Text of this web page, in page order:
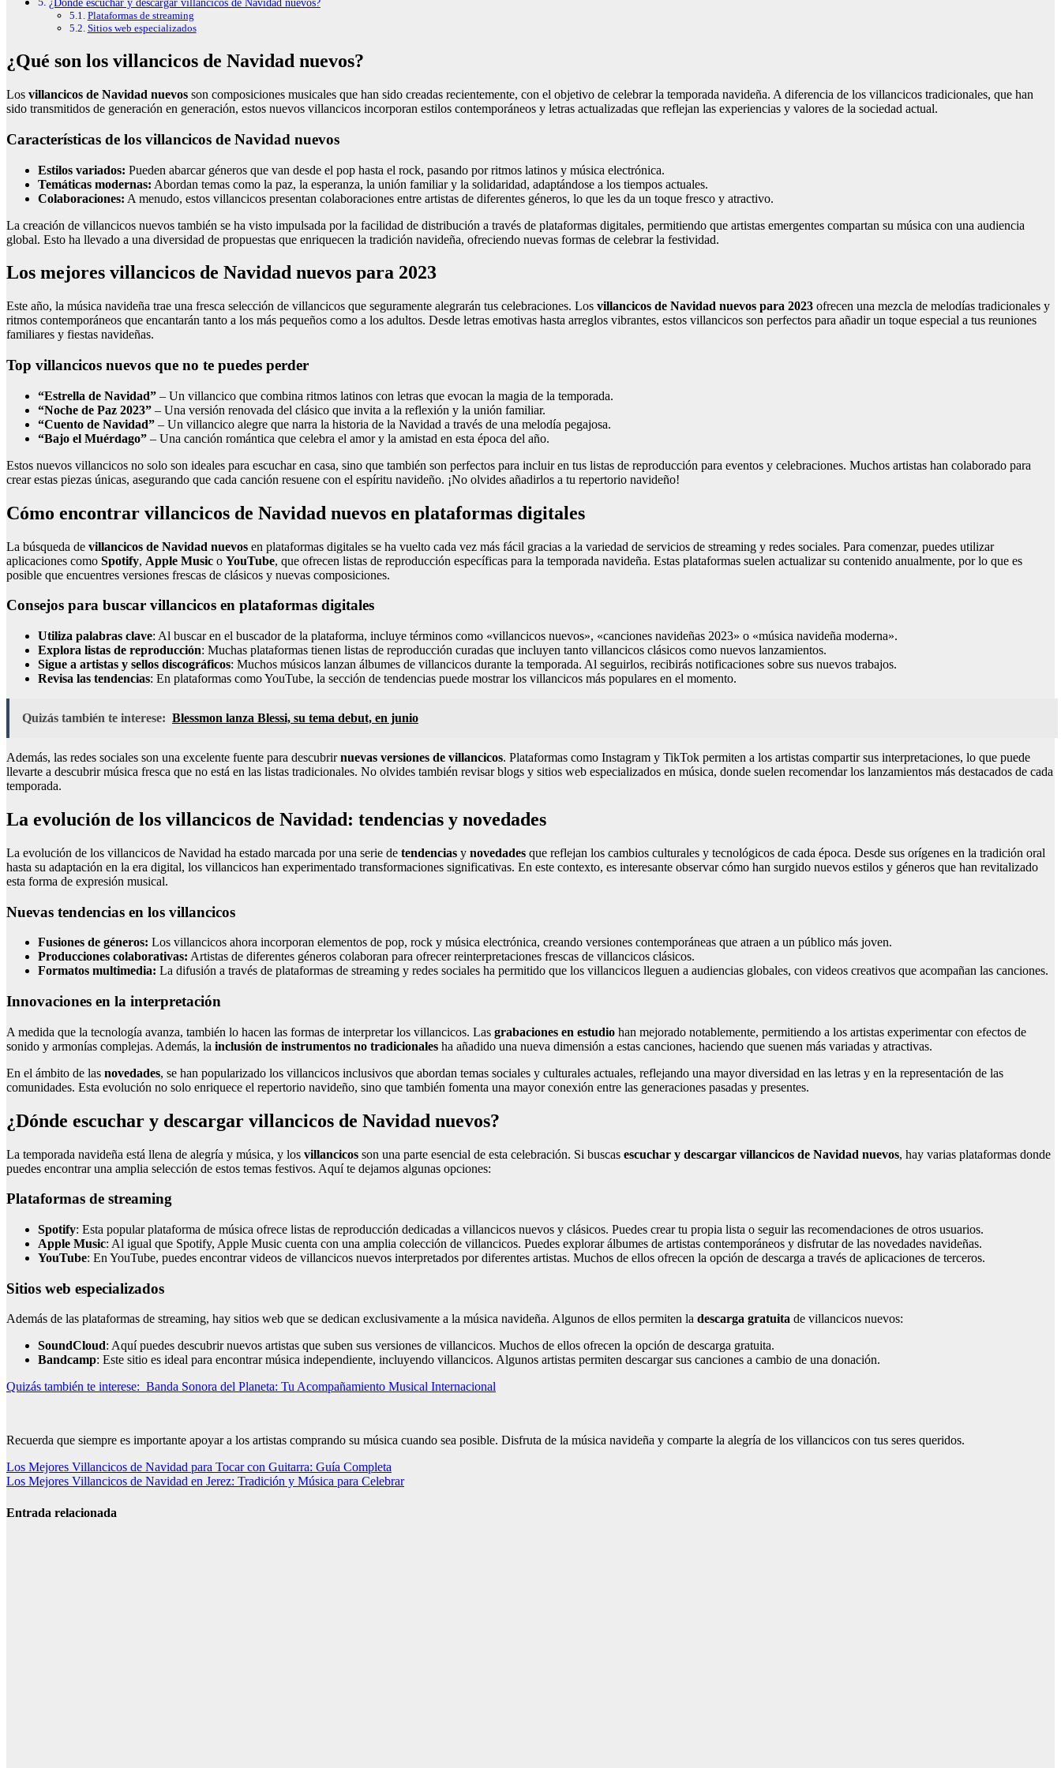
¿Dónde escuchar y descargar villancicos de Navidad nuevos?
Plataformas de streaming
Sitios web especializados
¿Qué son los villancicos de Navidad nuevos?
Los villancicos de Navidad nuevos son composiciones musicales que han sido creadas recientemente, con el objetivo de celebrar la temporada navideña. A diferencia de los villancicos tradicionales, que han
sido transmitidos de generación en generación, estos nuevos villancicos incorporan estilos contemporáneos y letras actualizadas que reflejan las experiencias y valores de la sociedad actual.
Características de los villancicos de Navidad nuevos
Estilos variados: Pueden abarcar géneros que van desde el pop hasta el rock, pasando por ritmos latinos y música electrónica.
Temáticas modernas: Abordan temas como la paz, la esperanza, la unión familiar y la solidaridad, adaptándose a los tiempos actuales.
Colaboraciones: A menudo, estos villancicos presentan colaboraciones entre artistas de diferentes géneros, lo que les da un toque fresco y atractivo.
La creación de villancicos nuevos también se ha visto impulsada por la facilidad de distribución a través de plataformas digitales, permitiendo que artistas emergentes compartan su música con una audiencia
global. Esto ha llevado a una diversidad de propuestas que enriquecen la tradición navideña, ofreciendo nuevas formas de celebrar la festividad.
Los mejores villancicos de Navidad nuevos para 2023
Este año, la música navideña trae una fresca selección de villancicos que seguramente alegrarán tus celebraciones. Los villancicos de Navidad nuevos para 2023 ofrecen una mezcla de melodías tradicionales y
ritmos contemporáneos que encantarán tanto a los más pequeños como a los adultos. Desde letras emotivas hasta arreglos vibrantes, estos villancicos son perfectos para añadir un toque especial a tus reuniones
familiares y fiestas navideñas.
Top villancicos nuevos que no te puedes perder
“Estrella de Navidad” – Un villancico que combina ritmos latinos con letras que evocan la magia de la temporada.
“Noche de Paz 2023” – Una versión renovada del clásico que invita a la reflexión y la unión familiar.
“Cuento de Navidad” – Un villancico alegre que narra la historia de la Navidad a través de una melodía pegajosa.
“Bajo el Muérdago” – Una canción romántica que celebra el amor y la amistad en esta época del año.
Estos nuevos villancicos no solo son ideales para escuchar en casa, sino que también son perfectos para incluir en tus listas de reproducción para eventos y celebraciones. Muchos artistas han colaborado para
crear estas piezas únicas, asegurando que cada canción resuene con el espíritu navideño. ¡No olvides añadirlos a tu repertorio navideño!
Cómo encontrar villancicos de Navidad nuevos en plataformas digitales
La búsqueda de villancicos de Navidad nuevos en plataformas digitales se ha vuelto cada vez más fácil gracias a la variedad de servicios de streaming y redes sociales. Para comenzar, puedes utilizar
aplicaciones como Spotify, Apple Music o YouTube, que ofrecen listas de reproducción específicas para la temporada navideña. Estas plataformas suelen actualizar su contenido anualmente, por lo que es
posible que encuentres versiones frescas de clásicos y nuevas composiciones.
Consejos para buscar villancicos en plataformas digitales
Utiliza palabras clave: Al buscar en el buscador de la plataforma, incluye términos como «villancicos nuevos», «canciones navideñas 2023» o «música navideña moderna».
Explora listas de reproducción: Muchas plataformas tienen listas de reproducción curadas que incluyen tanto villancicos clásicos como nuevos lanzamientos.
Sigue a artistas y sellos discográficos: Muchos músicos lanzan álbumes de villancicos durante la temporada. Al seguirlos, recibirás notificaciones sobre sus nuevos trabajos.
Revisa las tendencias: En plataformas como YouTube, la sección de tendencias puede mostrar los villancicos más populares en el momento.
Quizás también te interese: Blessmon lanza Blessi, su tema debut, en junio
Además, las redes sociales son una excelente fuente para descubrirnuevas versiones de villancicos. Plataformas como Instagram y TikTok permiten a los artistas compartir sus interpretaciones, lo que puede
llevarte a descubrir música fresca que no está en las listas tradicionales. No olvides también revisar blogs y sitios web especializados en música, donde suelen recomendar los lanzamientos más destacados de cada
temporada.
La evolución de los villancicos de Navidad: tendencias y novedades
La evolución de los villancicos de Navidad ha estado marcada por una serie de tendencias y novedades que reflejan los cambios culturales y tecnológicos de cada época. Desde sus orígenes en la tradición oral
hasta su adaptación en la era digital, los villancicos han experimentado transformaciones significativas. En este contexto, es interesante observar cómo han surgido nuevos estilos y géneros que han revitalizado
esta forma de expresión musical.
Nuevas tendencias en los villancicos
Fusiones de géneros: Los villancicos ahora incorporan elementos de pop, rock y música electrónica, creando versiones contemporáneas que atraen a un público más joven.
Producciones colaborativas: Artistas de diferentes géneros colaboran para ofrecer reinterpretaciones frescas de villancicos clásicos.
Formatos multimedia: La difusión a través de plataformas de streaming y redes sociales ha permitido que los villancicos lleguen a audiencias globales, con videos creativos que acompañan las canciones.
Innovaciones en la interpretación
A medida que la tecnología avanza, también lo hacen las formas de interpretar los villancicos. Las grabaciones en estudio han mejorado notablemente, permitiendo a los artistas experimentar con efectos de
sonido y armonías complejas. Además, la inclusión de instrumentos no tradicionales ha añadido una nueva dimensión a estas canciones, haciendo que suenen más variadas y atractivas.
En el ámbito de las novedades, se han popularizado los villancicos inclusivos que abordan temas sociales y culturales actuales, reflejando una mayor diversidad en las letras y en la representación de las
comunidades. Esta evolución no solo enriquece el repertorio navideño, sino que también fomenta una mayor conexión entre las generaciones pasadas y presentes.
¿Dónde escuchar y descargar villancicos de Navidad nuevos?
La temporada navideña está llena de alegría y música, y los villancicos son una parte esencial de esta celebración. Si buscas escuchar y descargar villancicos de Navidad nuevos, hay varias plataformas donde
puedes encontrar una amplia selección de estos temas festivos. Aquí te dejamos algunas opciones:
Plataformas de streaming
Spotify: Esta popular plataforma de música ofrece listas de reproducción dedicadas a villancicos nuevos y clásicos. Puedes crear tu propia lista o seguir las recomendaciones de otros usuarios.
Apple Music: Al igual que Spotify, Apple Music cuenta con una amplia colección de villancicos. Puedes explorar álbumes de artistas contemporáneos y disfrutar de las novedades navideñas.
YouTube: En YouTube, puedes encontrar videos de villancicos nuevos interpretados por diferentes artistas. Muchos de ellos ofrecen la opción de descarga a través de aplicaciones de terceros.
Sitios web especializados
Además de las plataformas de streaming, hay sitios web que se dedican exclusivamente a la música navideña. Algunos de ellos permiten la descarga gratuita de villancicos nuevos:
SoundCloud: Aquí puedes descubrir nuevos artistas que suben sus versiones de villancicos. Muchos de ellos ofrecen la opción de descarga gratuita.
Bandcamp: Este sitio es ideal para encontrar música independiente, incluyendo villancicos. Algunos artistas permiten descargar sus canciones a cambio de una donación.
Quizás también te interese: Banda Sonora del Planeta: Tu Acompañamiento Musical Internacional
Recuerda que siempre es importante apoyar a los artistas comprando su música cuando sea posible. Disfruta de la música navideña y comparte la alegría de los villancicos con tus seres queridos.
Navegación
de
entradas
Los Mejores Villancicos de Navidad para Tocar con Guitarra: Guía Completa
Los Mejores Villancicos de Navidad en Jerez: Tradición y Música para Celebrar
Entrada relacionada